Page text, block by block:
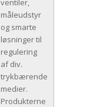
ventiler,
måleudstyr
og smarte
løsninger til
regulering
af div.
trykbærende
medier.
Produkterne